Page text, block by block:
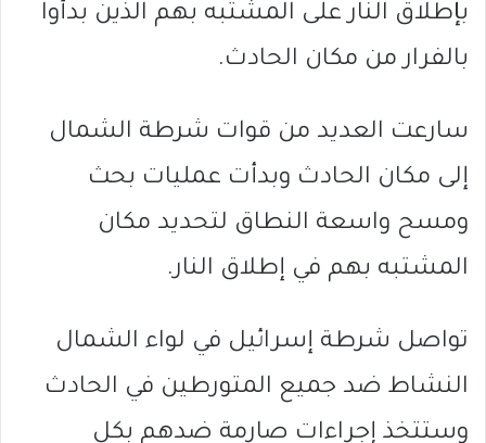
بإطلاق النار على المشتبه بهم الذين بدأوا
بالفرار من مكان الحادث.
سارعت العديد من قوات شرطة الشمال
إلى مكان الحادث وبدأت عمليات بحث
ومسح واسعة النطاق لتحديد مكان
المشتبه بهم في إطلاق النار.
تواصل شرطة إسرائيل في لواء الشمال
النشاط ضد جميع المتورطين في الحادث
وستتخذ إجراءات صارمة ضدهم بكل